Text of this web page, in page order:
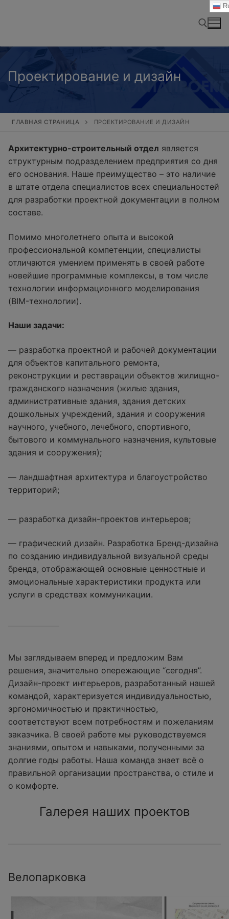
Проектирование и дизайн
ГЛАВНАЯ СТРАНИЦА ПРОЕКТИРОВАНИЕ И ДИЗАЙН
Архитектурно-строительный отдел является
структурным подразделением предприятия со дня
его основания. Наше преимущество – это наличие
в штате отдела специалистов всех специальностей
для разработки проектной документации в полном
составе.
Помимо многолетнего опыта и высокой
профессиональной компетенции, специалисты
отличаются умением применять в своей работе
новейшие программные комплексы, в том числе
технологии информационного моделирования
(BIM-технологии).
Наши задачи:
— разработка проектной и рабочей документации
для объектов капитального ремонта,
реконструкции и реставрации объектов жилищно-
гражданского назначения (жилые здания,
административные здания, здания детских
дошкольных учреждений, здания и сооружения
научного, учебного, лечебного, спортивного,
бытового и коммунального назначения, культовые
здания и сооружения);
— ландшафтная архитектура и благоустройство
территорий;
— разработка дизайн-проектов интерьеров;
— графический дизайн. Разработка Бренд-дизайна
по созданию индивидуальной визуальной среды
бренда, отображающей основные ценностные и
эмоциональные характеристики продукта или
услуги в средствах коммуникации.
Мы заглядываем вперед и предложим Вам
решения, значительно опережающие “сегодня”.
Дизайн-проект интерьеров, разработанный нашей
командой, характеризуется индивидуальностью,
эргономичностью и практичностью,
соответствуют всем потребностям и пожеланиям
заказчика. В своей работе мы руководствуемся
знаниями, опытом и навыками, полученными за
долгие годы работы. Наша команда знает всё о
правильной организации пространства, о стиле и
о комфорте.
Галерея наших проектов
Велопарковка